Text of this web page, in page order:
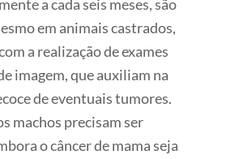
a cada seis meses, são
em animais castrados,
a realização de exames
imagem, que auxiliam na
de eventuais tumores.
machos precisam ser
o câncer de mama seja